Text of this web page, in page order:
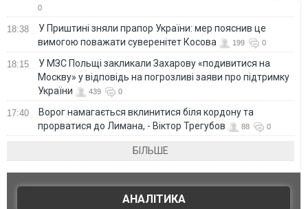
0
18:38
У Приштині зняли прапор України: мер пояснив це
вимогою поважати суверенітет Косова
199 0
18:15
У МЗС Польщі закликали Захарову «подивитися на
Москву» у відповідь на погрозливі заяви про підтримку
України
439 0
17:40
Ворог намагається вклинитися біля кордону та
прорватися до Лимана, - Віктор Трегубов
88 0
БІЛЬШЕ
АНАЛІТИКА